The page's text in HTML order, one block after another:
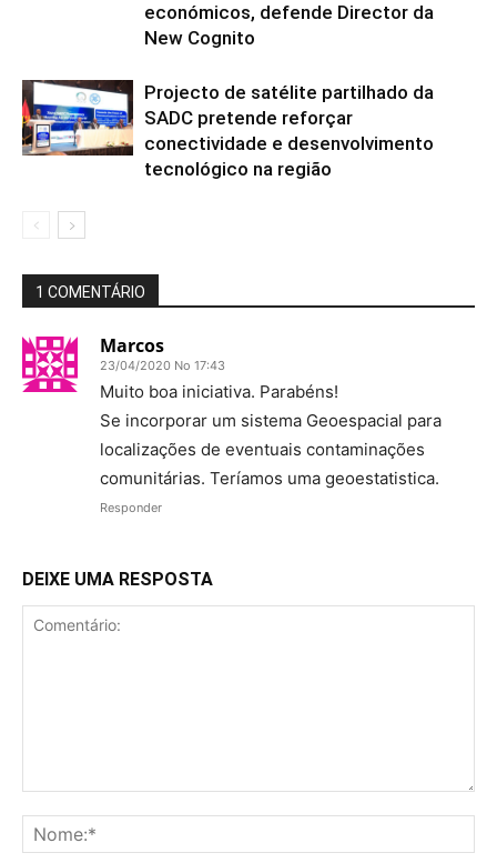
económicos, defende Director da
New Cognito
Projecto de satélite partilhado da
SADC pretende reforçar
conectividade e desenvolvimento
tecnológico na região
1 COMENTÁRIO
Marcos
23/04/2020 No 17:43
Muito boa iniciativa. Parabéns!
Se incorporar um sistema Geoespacial para
localizações de eventuais contaminações
comunitárias. Teríamos uma geoestatistica.
Responder
DEIXE UMA RESPOSTA